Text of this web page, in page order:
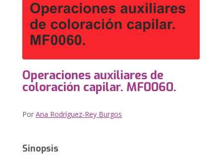
Operaciones auxiliares de
coloración capilar. MF0060.
PorAna Rodríguez-Rey Burgos
Sinopsis